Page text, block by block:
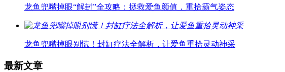
龙鱼兜嘴掉眼“解封”全攻略：拯救爱鱼颜值，重拾霸气姿态
龙鱼兜嘴掉眼别慌！封缸疗法全解析，让爱鱼重拾灵动神采
最新文章